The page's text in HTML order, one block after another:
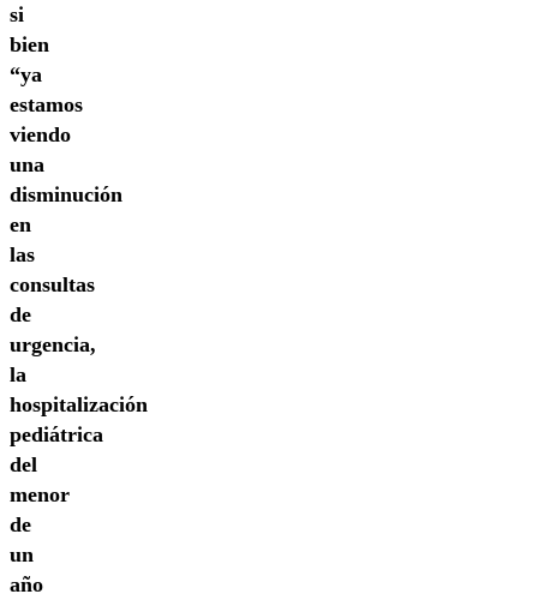
si
bien
“ya
estamos
viendo
una
disminución
en
las
consultas
de
urgencia,
la
hospitalización
pediátrica
del
menor
de
un
año